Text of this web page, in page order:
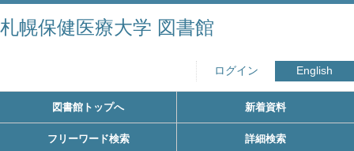
札幌保健医療大学 図書館
ログイン English
図書館トップへ 新着資料
フリーワード検索 詳細検索